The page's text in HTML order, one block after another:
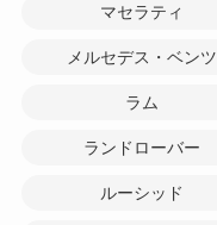
マセラティ
メルセデス・ベンツ
ラム
ランドローバー
ルーシッド